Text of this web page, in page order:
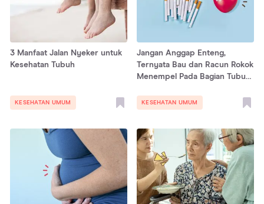
3 Manfaat Jalan Nyeker untuk
Kesehatan Tubuh
KESEHATAN UMUM
Jangan Anggap Enteng,
Ternyata Bau dan Racun Rokok
Menempel Pada Bagian Tubuh
KESEHATAN UMUM